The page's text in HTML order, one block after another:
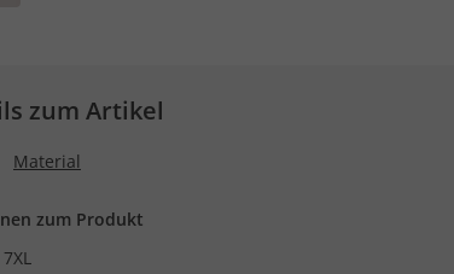
zum Artikel
Material
zum Produkt